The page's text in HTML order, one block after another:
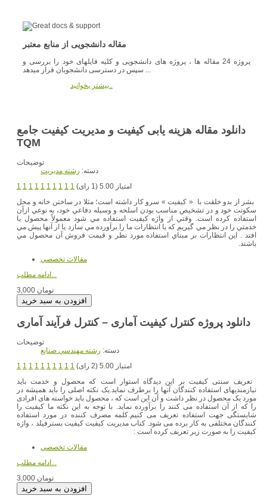
مقاله دانشجویی از منابع معتبر
پروژه 24 مقاله ها ، پروژه های دانشجویی و کلیه فایلهای خود را بررسی و
سپس در دسترسی دانشجویان قرار میدهد ...
بیشتر بخوانید..
دانلود مقاله هزینه یابی کیفیت و مدیریت کیفیت جامع
TQM
توضیحات
دسته: رشته مديريت
1 1 1 1 1 1 1 1 1 1
امتیاز 5.00 (1 رای)
بشر از بدو خلقت با « كيفيت » سرو كار داشته است؛ مثلا در ساختن خانه و محل
سكونت خود و در تشخيص مناسب بودن اسلحه و وسيله دفاعي خود، به نوعي ازآن
استفاده كرده است. وقتي از واژه كيفيت استفاده مي شود معمولاً محصول يا
خدمتي را در نظر مي گيريم كه يا انتظارات ما را برآورده مي سازد يا از آنها پيش مي
افتد . اين انتظارات بر مبناي استفاده مورد نظر و قيمت فروش آن محصول مي
باشند.
مقالات تخصصي
ادامه مطلب...
3,000 تومان
دانلود پروژه کنترل کیفیت آماری – کنترل فرآیند آماری
توضیحات
دسته: رشته مهندسي صنايع
1 1 1 1 1 1 1 1 1 1
امتیاز 5.00 (2 رای)
تعریف سنتی کیفیت بر این دیدگاه استوار است که محصول و خدمت باید
نیازمندیهای استفاده کنندگان آنها را برطرف نماید.یک نکته اصلی را باید همیشه در
مورد یک محصول در نظر داشت و آن این است که ، محصول باید خواسته های افرادی
را که از آن استفاده می کنند را برآورده نماید. با توجه به این نکته ما کیفیت را
شایستگی جهت استفاده تعریف می کنیم.کلمه مصرف کننده در مورد استفاده
کنندگان مختلفی به کار برده می شود. کتاب مدیریت کیفیت کیفیت بسترفیلد ، واژه
کیفیت را به صورت زیر تعریف کرده است :
مقالات تخصصي
ادامه مطلب...
3,000 تومان